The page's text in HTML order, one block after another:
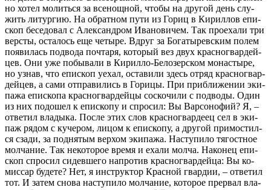
но хо­тел мо­лить­ся за все­нощ­ной, чтобы на дру­гой день слу­
жить ли­тур­гию. На об­рат­ном пу­ти из Го­риц в Ки­рил­лов епи­
скоп бе­се­до­вал с Алек­сан­дром Ива­но­ви­чем. Так про­еха­ли три
вер­сты, оста­лось еще че­ты­ре. Вдруг за Бо­га­ты­рев­ским по­лем
по­яви­лась под­во­да поч­та­ря, ко­то­рый вез двух крас­но­гвар­дей­
цев. Они уже по­бы­ва­ли в Ки­рил­ло-Бе­ло­зер­ском мо­на­сты­ре,
но узнав, что епи­скоп уехал, оста­ви­ли здесь от­ряд крас­но­гвар­
дей­цев, а са­ми от­пра­ви­лись в Го­ри­цы. При при­бли­же­нии эки­
па­жа епи­ско­па крас­но­гвар­дей­цы со­ско­чи­ли с под­во­ды. Один
из них по­до­шел к епи­ско­пу и спро­сил: Вы Вар­со­но­фий? Я, –
от­ве­тил вла­ды­ка. По­сле этих слов крас­но­гвар­де­ец сел в эки­
паж ря­дом с ку­че­ром, ли­цом к епи­ско­пу, а дру­гой при­мо­стил­
ся сза­ди, за под­ня­тым вер­хом эки­па­жа. На­сту­пи­ло тя­гост­ное
мол­ча­ние. Так неко­то­рое вре­мя и еха­ли мол­ча. На­ко­нец епи­
скоп спро­сил си­дев­ше­го на­про­тив крас­но­гвар­дей­ца: Вы ко­
мис­сар бу­де­те? Нет, я ин­струк­тор Крас­ной гвар­дии, – от­ве­тил
тот. И за­тем сно­ва на­сту­пи­ло мол­ча­ние, ко­то­рое пре­рвал вла­